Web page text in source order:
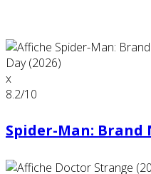
x
8.2/10
Spider-Man: Brand